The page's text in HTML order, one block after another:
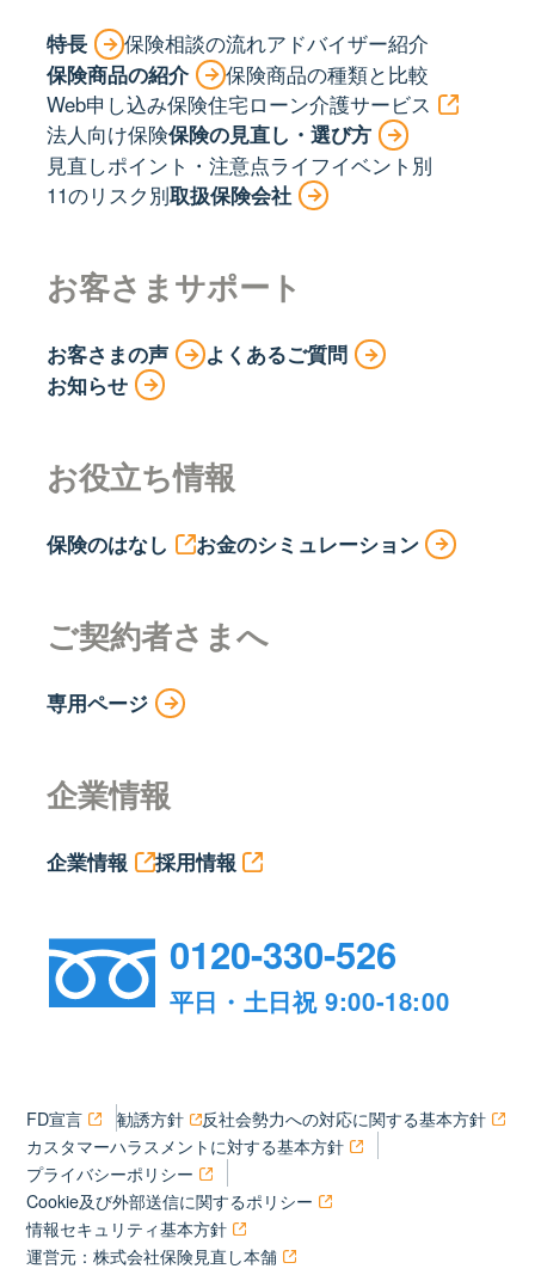
特長 保険相談の流れアドバイザー紹介
保険商品の紹介
保険商品の種類と比較
Web申し込み保険住宅ローン介護サービス
法人向け保険保険の見直し・選び方
見直しポイント・注意点ライフイベント別
11のリスク別取扱保険会社
お客さまサポート
お客さまの声
よくあるご質問
お知らせ
お役立ち情報
保険のはなし お金のシミュレーション
ご契約者さまへ
専用ページ
企業情報
企業情報 採用情報
0120-330-526
平日・土日祝 9:00-18:00
FD宣言 勧誘方針
反社会勢力への対応に関する基本方針
カスタマーハラスメントに対する基本方針
プライバシーポリシー
Cookie及び外部送信に関するポリシー
情報セキュリティ基本方針
運営元：株式会社保険見直し本舗